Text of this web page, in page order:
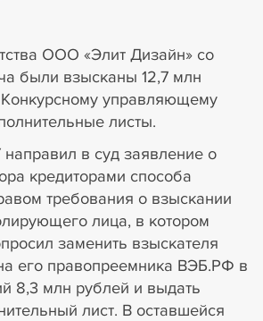
ООО «Элит Дизайн» со
были взысканы 12,7 млн
управляющему
листы.
в суд заявление о
кредиторами способа
требования о взыскании
лица, в котором
заменить взыскателя
его правопреемника ВЭБ.РФ в
8,3 млн рублей и выдать
лист. В оставшейся